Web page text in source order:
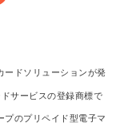
ドソリューションが発
サービスの登録商標で
のプリペイド型電子マ